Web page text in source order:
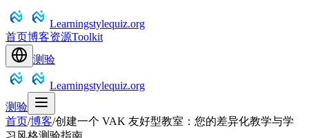
Learningstylequiz.org
首页博客资源Toolkit
测验
Learningstylequiz.org
测验
首页/博客/创建一个 VAK 友好型教室：您的差异化教学与学
习风格测验指南